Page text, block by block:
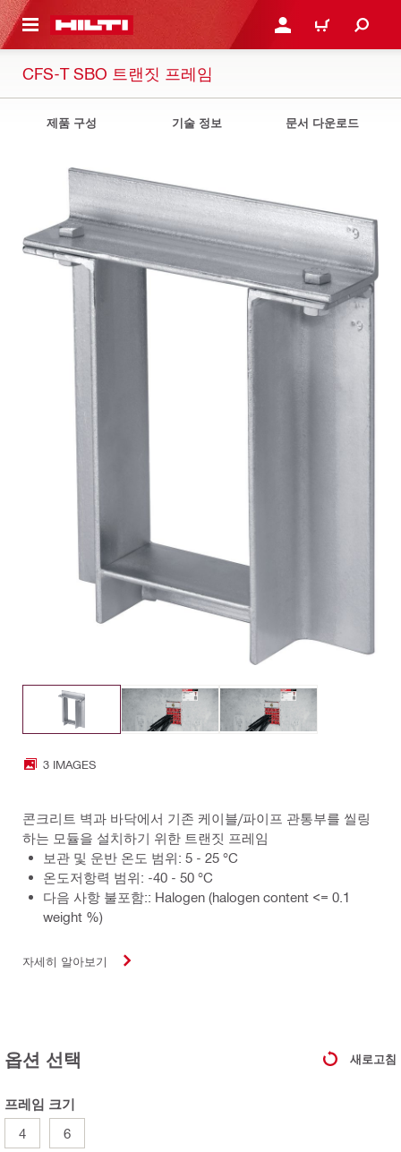
으로 건너뛰기 로그인 또는 회원가입
장바구니
CFS-T SBO 트랜짓 프레임
제품 구성 기술 정보 문서 다운로드
3 IMAGES
콘크리트 벽과 바닥에서 기존 케이블/파이프 관통부를 씰링
하는 모듈을 설치하기 위한 트랜짓 프레임
보관 및 운반 온도 범위: 5 - 25 °C
온도저항력 범위: -40 - 50 °C
다음 사항 불포함:: Halogen (halogen content <= 0.1
weight %)
자세히 알아보기
옵션 선택 새로고침
프레임 크기
4
6